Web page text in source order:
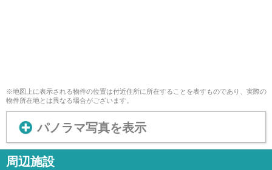
※地図上に表示される物件の位置は付近住所に所在することを表すものであり、実際の
物件所在地とは異なる場合がございます。
パノラマ写真を表示
周辺施設